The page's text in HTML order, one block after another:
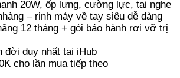
20W, ốp lưng, cường lực, tai nghe
– rinh máy về tay siêu dễ dàng
12 tháng + gói bảo hành rơi vỡ trị
đời duy nhất tại iHub
cho lần mua tiếp theo